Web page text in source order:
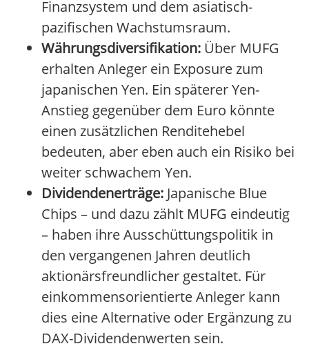
Finanzsystem und dem asiatisch-
pazifischen Wachstumsraum.
Währungsdiversifikation: Über MUFG
erhalten Anleger ein Exposure zum
japanischen Yen. Ein späterer Yen-
Anstieg gegenüber dem Euro könnte
einen zusätzlichen Renditehebel
bedeuten, aber eben auch ein Risiko bei
weiter schwachem Yen.
Dividendenerträge: Japanische Blue
Chips – und dazu zählt MUFG eindeutig
– haben ihre Ausschüttungspolitik in
den vergangenen Jahren deutlich
aktionärsfreundlicher gestaltet. Für
einkommensorientierte Anleger kann
dies eine Alternative oder Ergänzung zu
DAX-Dividendenwerten sein.